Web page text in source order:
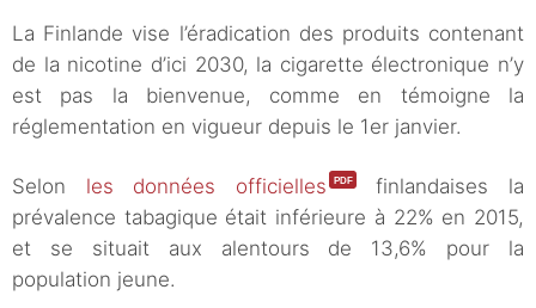
La Finlande vise l’éradication des produits contenant
de la nicotine d’ici 2030, la cigarette électronique n’y
est pas la bienvenue, comme en témoigne la
réglementation en vigueur depuis le 1er janvier.
Selon les données officielles
finlandaises la
prévalence tabagique était inférieure à 22% en 2015,
et se situait aux alentours de 13,6% pour la
population jeune.